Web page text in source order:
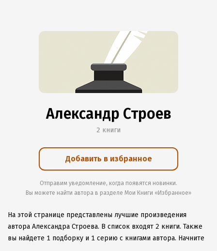
Александр Строев
2 книги
Добавить в избранное
Отправим уведомление, когда появятся новинки.
Вы можете найти автора в разделе Мои Книги «Избранное»
На этой странице представлены лучшие произведения
автора Александра Строева. В список входят 2 книги. Также
вы найдете 1 подборку и 1 серию с книгами автора. Начните